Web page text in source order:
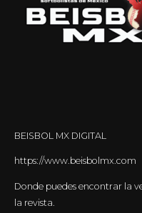
BEISBOL MX DIGITAL
https://www.beisbolmx.com
Donde puedes encontrar la
la revista.